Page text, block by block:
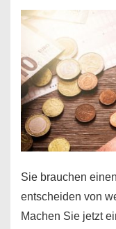
einen
10000
Euro
Kredit
finden
Sie brauchen
entscheiden von
Machen Sie jetzt